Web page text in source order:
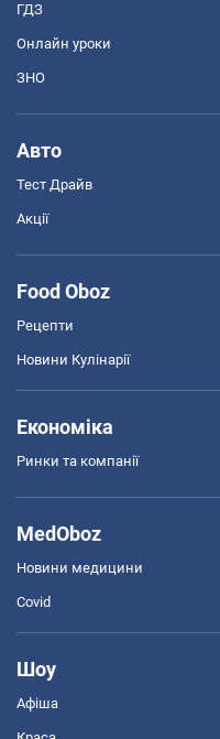
ГДЗ
Онлайн уроки
ЗНО
Авто
Тест Драйв
Акції
Food Oboz
Рецепти
Новини Кулінарії
Економіка
Ринки та компанії
MedOboz
Новини медицини
Covid
Шоу
Афіша